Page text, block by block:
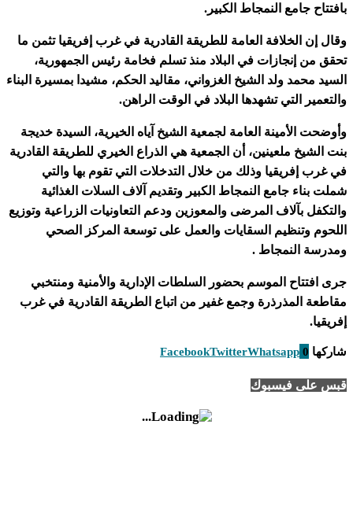
بافتتاح جامع النمجاط الكبير.
وقال إن الخلافة العامة للطريقة القادرية في غرب إفريقيا تثمن ما
تحقق من إنجازات في البلاد منذ تسلم فخامة رئيس الجمهورية،
السيد محمد ولد الشيخ الغزواني، مقاليد الحكم، مشيدا بمسيرة البناء
والتعمير التي تشهدها البلاد في الوقت الراهن.
وأوضحت الأمينة العامة لجمعية الشيخ آياه الخيرية، السيدة خديجة
بنت الشيخ ملعينين، أن الجمعية هي الذراع الخيري للطريقة القادرية
في غرب إفريقيا وذلك من خلال التدخلات التي تقوم بها والتي
شملت بناء جامع النمجاط الكبير وتقديم آلاف السلات الغذائية
والتكفل بآلاف المرضى والمعوزين ودعم التعاونيات الزراعية وتوزيع
اللحوم وتنظيم السقايات والعمل على توسعة المركز الصحي
ومدرسة النمجاط .
جرى افتتاح الموسم بحضور السلطات الإدارية والأمنية ومنتخبي
مقاطعة المذرذرة وجمع غفير من اتباع الطريقة القادرية في غرب
إفريقيا.
شاركها 0
FacebookTwitterWhatsapp
قبس على فيسبوك